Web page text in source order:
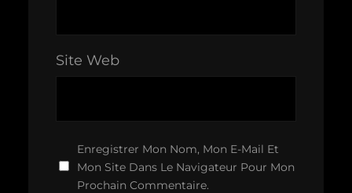
Site Web
Enregistrer Mon Nom, Mon E-Mail Et
Mon Site Dans Le Navigateur Pour Mon
Prochain Commentaire.